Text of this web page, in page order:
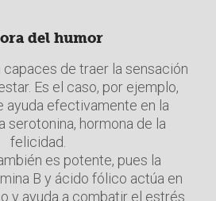
del humor
de traer la sensación
Es el caso, por ejemplo,
ayuda efectivamente en la
serotonina, hormona de la
felicidad.
es potente, pues la
B y ácido fólico actúa en
y ayuda a combatir el estrés.